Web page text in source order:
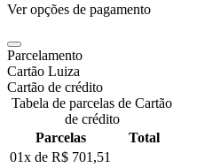
Ver opções de pagamento
Parcelamento
Cartão Luiza
Cartão de crédito
Tabela de parcelas de Cartão
de crédito
Parcelas
Total
01x de R$ 701,51